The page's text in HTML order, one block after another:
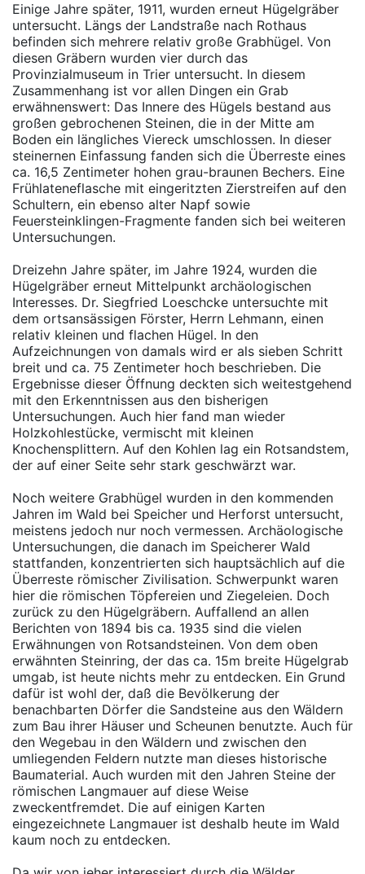
Einige Jahre später, 1911, wurden erneut Hügelgräber
untersucht. Längs der Landstraße nach Rothaus
befinden sich mehrere relativ große Grabhügel. Von
diesen Gräbern wurden vier durch das
Provinzialmuseum in Trier untersucht. In diesem
Zusammenhang ist vor allen Dingen ein Grab
erwähnenswert: Das Innere des Hügels bestand aus
großen gebrochenen Steinen, die in der Mitte am
Boden ein längliches Viereck umschlossen. In dieser
steinernen Einfassung fanden sich die Überreste eines
ca. 16,5 Zentimeter hohen grau-braunen Bechers. Eine
Frühlateneflasche mit eingeritzten Zierstreifen auf den
Schultern, ein ebenso alter Napf sowie
Feuersteinklingen-Fragmente fanden sich bei weiteren
Untersuchungen.
Dreizehn Jahre später, im Jahre 1924, wurden die
Hügelgräber erneut Mittelpunkt archäologischen
Interesses. Dr. Siegfried Loeschcke untersuchte mit
dem ortsansässigen Förster, Herrn Lehmann, einen
relativ kleinen und flachen Hügel. In den
Aufzeichnungen von damals wird er als sieben Schritt
breit und ca. 75 Zentimeter hoch beschrieben. Die
Ergebnisse dieser Öffnung deckten sich weitestgehend
mit den Erkenntnissen aus den bisherigen
Untersuchungen. Auch hier fand man wieder
Holzkohlestücke, vermischt mit kleinen
Knochensplittern. Auf den Kohlen lag ein Rotsandstem,
der auf einer Seite sehr stark geschwärzt war.
Noch weitere Grabhügel wurden in den kommenden
Jahren im Wald bei Speicher und Herforst untersucht,
meistens jedoch nur noch vermessen. Archäologische
Untersuchungen, die danach im Speicherer Wald
stattfanden, konzentrierten sich hauptsächlich auf die
Überreste römischer Zivilisation. Schwerpunkt waren
hier die römischen Töpfereien und Ziegeleien. Doch
zurück zu den Hügelgräbern. Auffallend an allen
Berichten von 1894 bis ca. 1935 sind die vielen
Erwähnungen von Rotsandsteinen. Von dem oben
erwähnten Steinring, der das ca. 15m breite Hügelgrab
umgab, ist heute nichts mehr zu entdecken. Ein Grund
dafür ist wohl der, daß die Bevölkerung der
benachbarten Dörfer die Sandsteine aus den Wäldern
zum Bau ihrer Häuser und Scheunen benutzte. Auch für
den Wegebau in den Wäldern und zwischen den
umliegenden Feldern nutzte man dieses historische
Baumaterial. Auch wurden mit den Jahren Steine der
römischen Langmauer auf diese Weise
zweckentfremdet. Die auf einigen Karten
eingezeichnete Langmauer ist deshalb heute im Wald
kaum noch zu entdecken.